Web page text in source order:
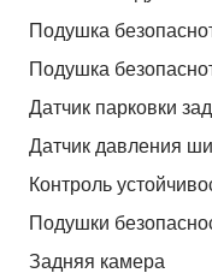
Подушка
Подушка
Датчик парковки
Датчик давления
Контроль
Подушки
Задняя камера